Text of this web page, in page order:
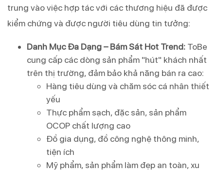
trung vào việc hợp tác với các thương hiệu đã được
kiểm chứng và được người tiêu dùng tin tưởng:
Danh Mục Đa Dạng – Bám Sát Hot Trend: ToBe
cung cấp các dòng sản phẩm "hút" khách nhất
trên thị trường, đảm bảo khả năng bán ra cao:
Hàng tiêu dùng và chăm sóc cá nhân thiết
yếu
Thực phẩm sạch, đặc sản, sản phẩm
OCOP chất lượng cao
Đồ gia dụng, đồ công nghệ thông minh,
tiện ích
Mỹ phẩm, sản phẩm làm đẹp an toàn, xu